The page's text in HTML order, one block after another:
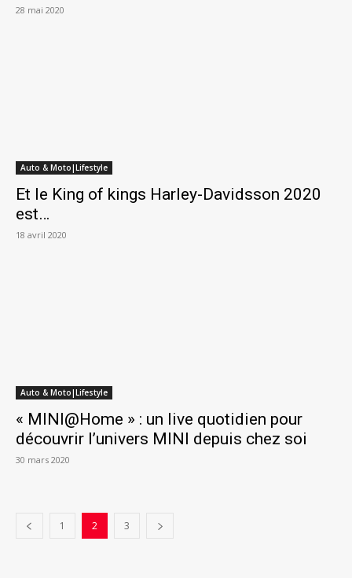
28 mai 2020
Auto & Moto|Lifestyle
Et le King of kings Harley-Davidsson 2020
est…
18 avril 2020
Auto & Moto|Lifestyle
« MINI@Home » : un live quotidien pour
découvrir l’univers MINI depuis chez soi
30 mars 2020
1 2 3